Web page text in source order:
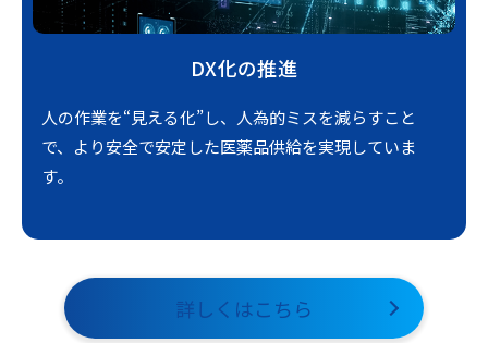
DX化の推進
人の作業を“見える化”し、人為的ミスを減らすこと
で、より安全で安定した医薬品供給を実現していま
す。
詳しくはこちら